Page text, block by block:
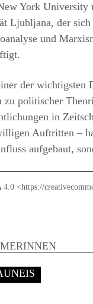
York
Ljubljana, der
und
der wichtigsten
zu politischer
in
Auftritten –
aufgebaut,
<https://